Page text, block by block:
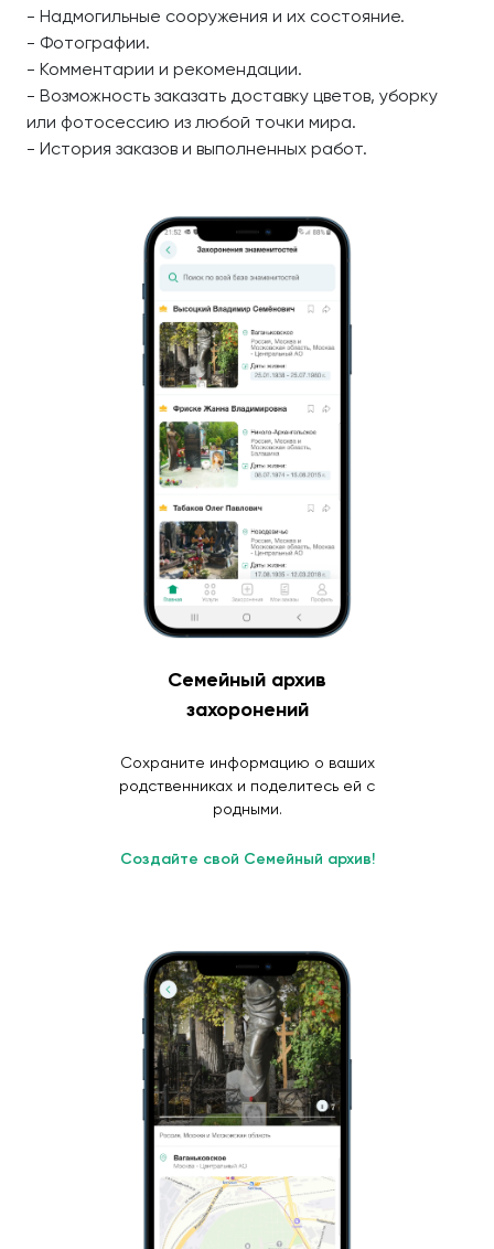
- Надмогильные сооружения и их состояние.
- Фотографии.
- Комментарии и рекомендации.
- Возможность заказать доставку цветов, уборку
или фотосессию из любой точки мира.
- История заказов и выполненных работ.
Семейный архив
захоронений
Сохраните информацию о ваших
родственниках и поделитесь ей с
родными.
Создайте свой Семейный архив!